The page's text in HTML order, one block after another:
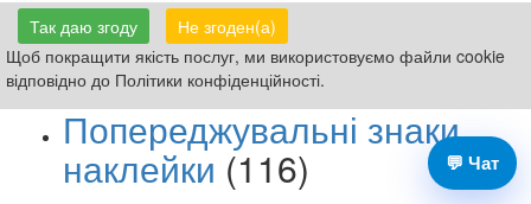
Так даю згоду
Не згоден(а)
Щоб покращити якість послуг, ми використовуємо файли cookie
відповідно до Політики конфіденційності.
Заборонні знаки, наклейки
(170)
Попереджувальні знаки,
наклейки (116) 💬 Чат